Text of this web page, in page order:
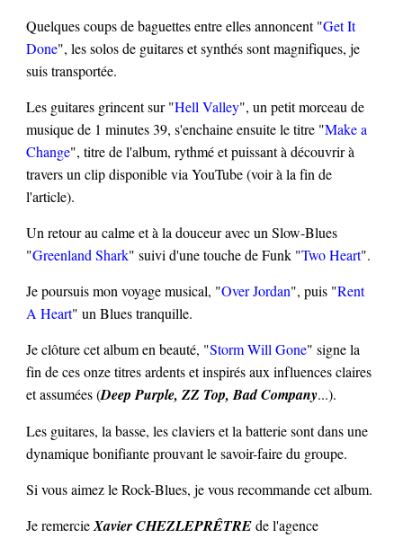
Quelques coups de baguettes entre elles annoncent "Get It
Done", les solos de guitares et synthés sont magnifiques, je
suis transportée.
Les guitares grincent sur "Hell Valley", un petit morceau de
musique de 1 minutes 39, s'enchaine ensuite le titre "Make a
Change", titre de l'album, rythmé et puissant à découvrir à
travers un clip disponible via YouTube (voir à la fin de
l'article).
Un retour au calme et à la douceur avec un Slow-Blues
"Greenland Shark" suivi d'une touche de Funk "Two Heart".
Je poursuis mon voyage musical, "Over Jordan", puis "Rent
A Heart" un Blues tranquille.
Je clôture cet album en beauté, "Storm Will Gone" signe la
fin de ces onze titres ardents et inspirés aux influences claires
et assumées (Deep Purple, ZZ Top, Bad Company...).
Les guitares, la basse, les claviers et la batterie sont dans une
dynamique bonifiante prouvant le savoir-faire du groupe.
Si vous aimez le Rock-Blues, je vous recommande cet album.
Je remercie Xavier CHEZLEPRÊTREde l'agence